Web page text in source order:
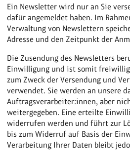
Ein Newsletter wird nur an Sie
dafür angemeldet haben. Im
Verwaltung von Newslettern
Adresse und den Zeitpunkt der
Die Zusendung des Newsletters
Einwilligung und ist somit
zum Zweck der Versendung und
verwendet. Sie werden an unsere
Auftragsverarbeiter:innen, aber
weitergegeben. Eine erteilte
widerrufen werden und führt zur
bis zum Widerruf auf Basis der
Verarbeitung Ihrer Daten bleibt